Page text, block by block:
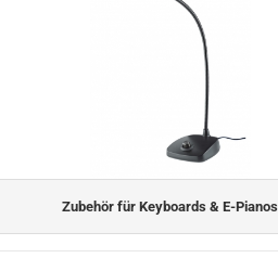
Zubehör für Keyboards & E-Pianos